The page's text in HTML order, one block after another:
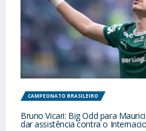
CAMPEONATO BRASILEIRO
Bruno Vicari: Big Odd para
dar assistência contra o